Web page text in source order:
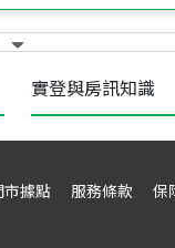
實登與房訊知識
市據點 服務條款 保